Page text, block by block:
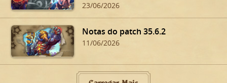
23/06/2026
Notas do patch 35.6.2
11/06/2026